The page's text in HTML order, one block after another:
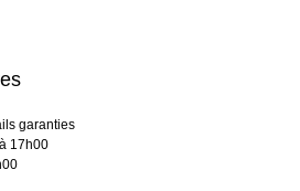
garanties
17h00